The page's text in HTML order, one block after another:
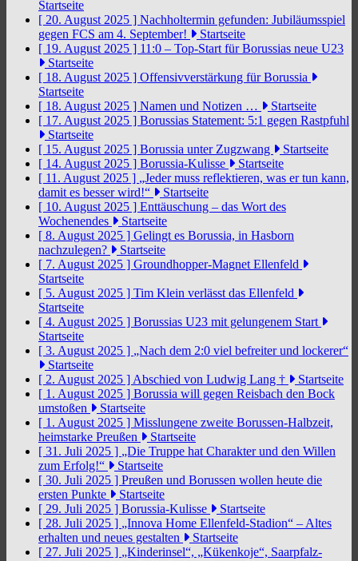
Startseite
[ 20. August 2025 ] Nachholtermin gefunden: Jubiläumsspiel
gegen FCS am 4. September!
Startseite
[ 19. August 2025 ] 11:0 – Top-Start für Borussias neue U23
Startseite
[ 18. August 2025 ] Offensivverstärkung für Borussia
Startseite
[ 18. August 2025 ] Namen und Notizen …
Startseite
[ 17. August 2025 ] Borussias Statement: 5:1 gegen Rastpfuhl
Startseite
[ 15. August 2025 ] Borussia unter Zugzwang
Startseite
[ 14. August 2025 ] Borussia-Kulisse
Startseite
[ 11. August 2025 ] „Jeder muss reflektieren, was er tun kann,
damit es besser wird!“
Startseite
[ 10. August 2025 ] Enttäuschung – das Wort des
Wochenendes
Startseite
[ 8. August 2025 ] Gelingt es Borussia, in Hasborn
nachzulegen?
Startseite
[ 7. August 2025 ] Groundhopper-Magnet Ellenfeld
Startseite
[ 5. August 2025 ] Tim Klein verlässt das Ellenfeld
Startseite
[ 4. August 2025 ] Borussias U23 mit gelungenem Start
Startseite
[ 3. August 2025 ] „Nach dem 2:0 viel befreiter und lockerer“
Startseite
[ 2. August 2025 ] Abschied von Ludwig Lang †
Startseite
[ 1. August 2025 ] Borussia will gegen Reisbach den Bock
umstoßen
Startseite
[ 1. August 2025 ] Misslungene zweite Borussen-Halbzeit,
heimstarke Preußen
Startseite
[ 31. Juli 2025 ] „Die Truppe hat Charakter und den Willen
zum Erfolg!“
Startseite
[ 30. Juli 2025 ] Preußen und Borussen wollen heute die
ersten Punkte
Startseite
[ 29. Juli 2025 ] Borussia-Kulisse
Startseite
[ 28. Juli 2025 ] „Innova Home Ellenfeld-Stadion“ – Altes
erhalten und neues gestalten
Startseite
[ 27. Juli 2025 ] „Kinderinsel“, „Kükenkoje“, Saarpfalz-